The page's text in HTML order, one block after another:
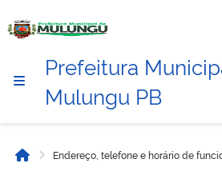
Prefeitura
Mulungu PB
InícioEndereço, telefone e horário de